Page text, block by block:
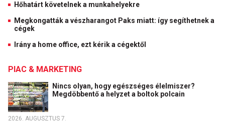
Hőhatárt követelnek a munkahelyekre
Megkongatták a vészharangot Paks miatt: így segíthetnek a
cégek
Irány a home office, ezt kérik a cégektől
PIAC & MARKETING
Nincs olyan, hogy egészséges élelmiszer?
Megdöbbentő a helyzet a boltok polcain
2026. AUGUSZTUS 7.